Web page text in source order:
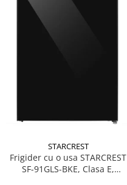
STARCREST
Frigider cu o usa STARCREST
SF-91GLS-BKE, Clasa E,